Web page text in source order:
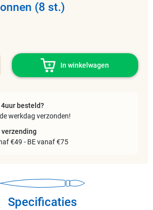
(8 st.)
In winkelwagen
besteld?
werkdag verzonden!
€49 - BE vanaf €75
Specificaties